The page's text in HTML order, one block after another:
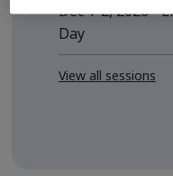
Dec 1-2, 2026 -
Day
View all sessions